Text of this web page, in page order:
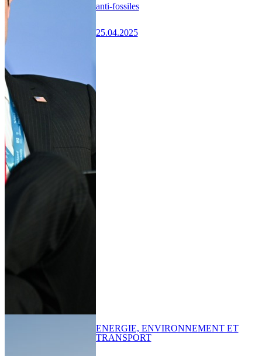
anti-fossiles
25.04.2025
ENERGIE, ENVIRONNEMENT ET
TRANSPORT